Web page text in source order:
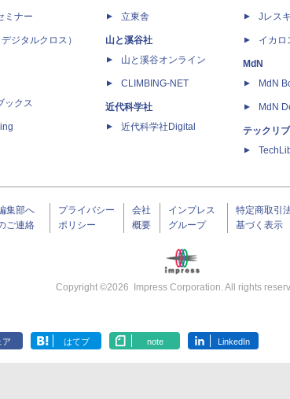
ミナー
ジタルクロス）
ックス
立東舎
山と溪谷社
山と溪谷オンライン
CLIMBING-NET
近代科学社
近代科学社Digital
Jレス
イカロ
MdN
MdN
MdN
テックリブ
集部へ
ご連絡
プライバシー
ポリシー
会社
概要
インプレス
グループ
特定商取引
基づく表示
Copyright ©2026 Impress Corporation. All rights
ア はてブ note LinkedIn